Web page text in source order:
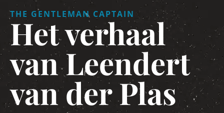
THE GENTLEMAN CAPTAIN
Het verhaal
van Leendert
van der Plas